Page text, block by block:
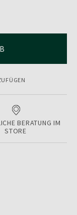
BERATUNG IM
STORE